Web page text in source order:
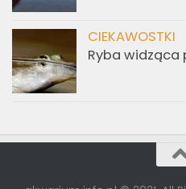
CIEKAWOSTKI
Ryba widząca